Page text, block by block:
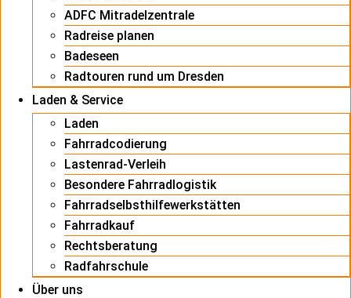
ADFC Mitradelzentrale
Radreise planen
Badeseen
Radtouren rund um Dresden
Laden & Service
Laden
Fahrradcodierung
Lastenrad-Verleih
Besondere Fahrradlogistik
Fahrradselbsthilfewerkstätten
Fahrradkauf
Rechtsberatung
Radfahrschule
Über uns